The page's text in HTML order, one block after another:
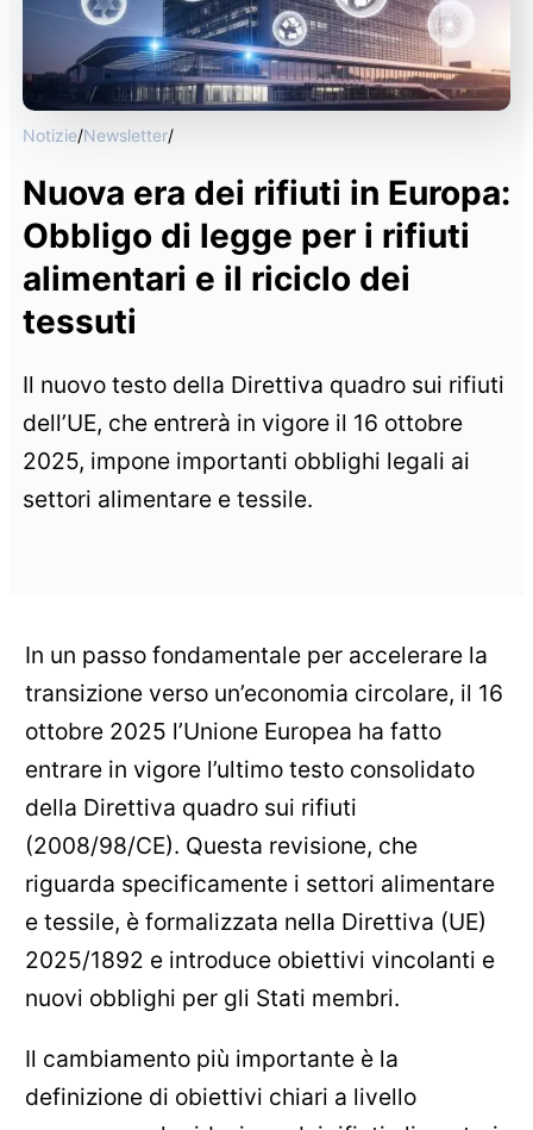
Notizie/Newsletter/
Nuova era dei rifiuti in Europa:
Obbligo di legge per i rifiuti
alimentari e il riciclo dei
tessuti
Il nuovo testo della Direttiva quadro sui rifiuti
dell’UE, che entrerà in vigore il 16 ottobre
2025, impone importanti obblighi legali ai
settori alimentare e tessile.
In un passo fondamentale per accelerare la
transizione verso un’economia circolare, il 16
ottobre 2025 l’Unione Europea ha fatto
entrare in vigore l’ultimo testo consolidato
della Direttiva quadro sui rifiuti
(2008/98/CE). Questa revisione, che
riguarda specificamente i settori alimentare
e tessile, è formalizzata nella Direttiva (UE)
2025/1892 e introduce obiettivi vincolanti e
nuovi obblighi per gli Stati membri.
Il cambiamento più importante è la
definizione di obiettivi chiari a livello